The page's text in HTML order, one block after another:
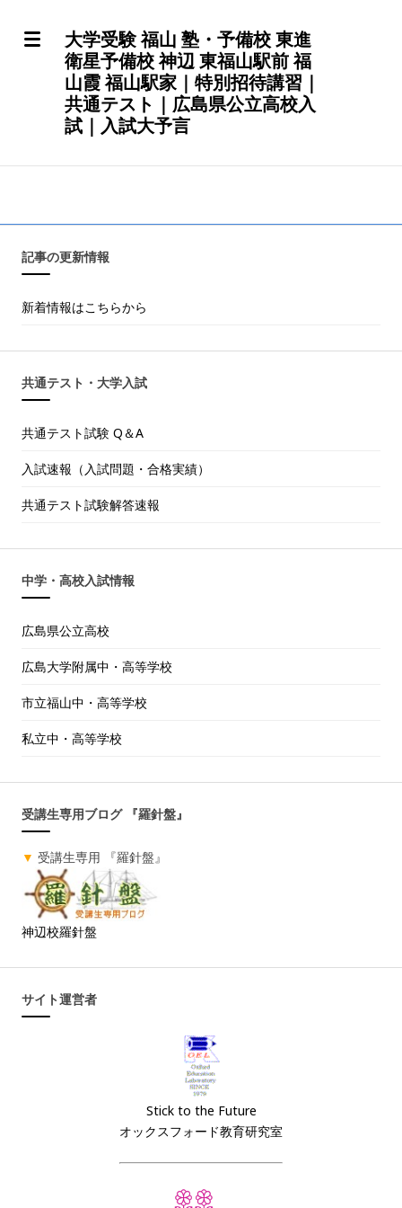
大学受験 福山 塾・予備校 東進
衛星予備校 神辺 東福山駅前 福
山霞 福山駅家｜特別招待講習｜
共通テスト｜広島県公立高校入
試｜入試大予言
記事の更新情報
新着情報はこちらから
共通テスト・大学入試
共通テスト試験 Q＆A
入試速報（入試問題・合格実績）
共通テスト試験解答速報
中学・高校入試情報
広島県公立高校
広島大学附属中・高等学校
市立福山中・高等学校
私立中・高等学校
受講生専用ブログ 『羅針盤』
▼ 受講生専用 『羅針盤』
神辺校羅針盤
サイト運営者
Stick to the Future
オックスフォード教育研究室